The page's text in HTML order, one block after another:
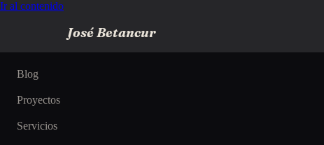
Ir al contenido
José Betancur
Blog
Proyectos
Servicios